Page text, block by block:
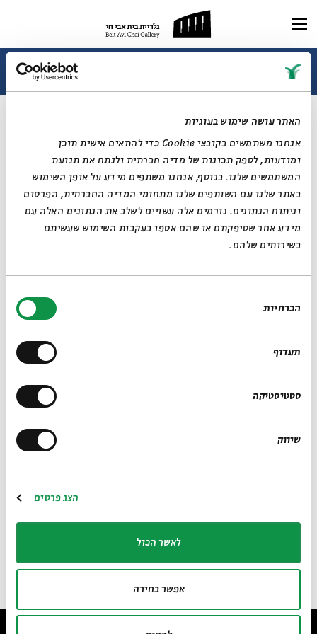
האתר עושה שימוש בעוגיות
אנחנו משתמשים בקובצי Cookie כדי להתאים אישית תוכן
ומודעות, לספק תכונות של מדיה חברתית ולנתח את תנועת
המשתמשים שלנו. בנוסף, אנחנו משתפים מידע על אופן השימוש
באתר שלנו עם השותפים שלנו מתחומי המדיה החברתית, הפרסום
וניתוח הנתונים. גורמים אלה עשויים לשלב את הנתונים האלה עם
מידע אחר שסיפקתם או שהם אספו בעקבות השימוש שעשיתם
בשירותים שלהם.
הסכמה
הכרחיות
תעדוף
סטטיסטיקה
שיווק
הצג פרטים
לאשר הכול
אפשר בחירה
תערוכות עבר
ראשי
מאמרים ותכנים
ביוגרפיה
מאמרים וכתבות
וידאו
דיוקן AI
לאתר בית אבי חי RU
EN
ובחרת בחיים - זו אמנות: פנחס ליטבינובסקי
הצייר של בן גוריון (וגמל)
01.07.24
מה שבטוח - כשליטבינובסקי ננעל על משהו - זה הופך לסדרה. מעבר מהיר
על שלל הסגנונות שביניהם דילג הצייר בחינניות, והתעכבות על אחד
עוזרת אוצר: ריקה גרינפלד ברנע
בימוי ועריכה: אלון לוי
עיצוב פסקול: ניר גביש